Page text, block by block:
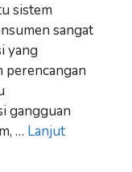
sistem
sangat
yang
perencangan
gangguan
… Lanjut